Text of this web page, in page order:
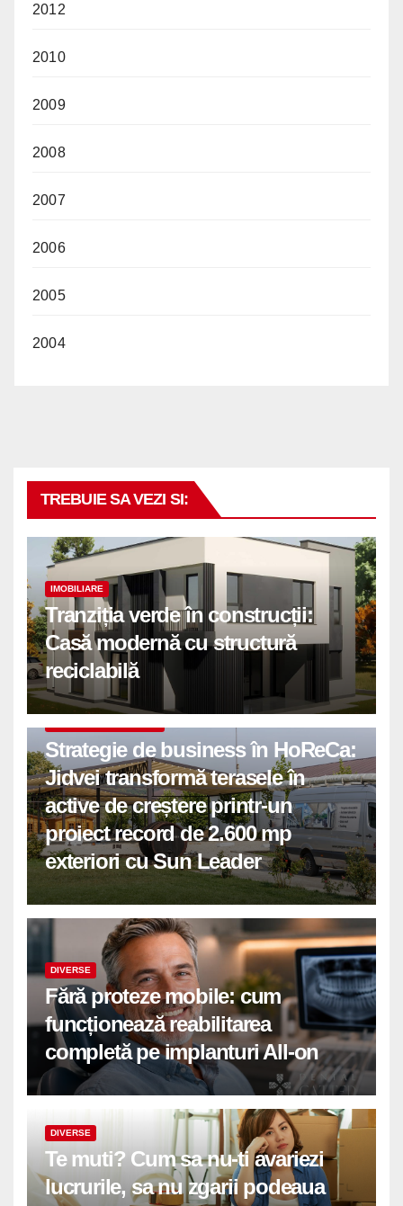
2012
2010
2009
2008
2007
2006
2005
2004
TREBUIE SA VEZI SI:
IMOBILIARE
Tranziția verde în construcții:
Casă modernă cu structură
reciclabilă
Strategie de business în HoReCa:
Jidvei transformă terasele în
active de creștere printr-un
proiect record de 2.600 mp
exteriori cu Sun Leader
DIVERSE
Fără proteze mobile: cum
funcționează reabilitarea
completă pe implanturi All-on
DIVERSE
Te muti? Cum sa nu-ti avariezi
lucrurile, sa nu zgarii podeaua